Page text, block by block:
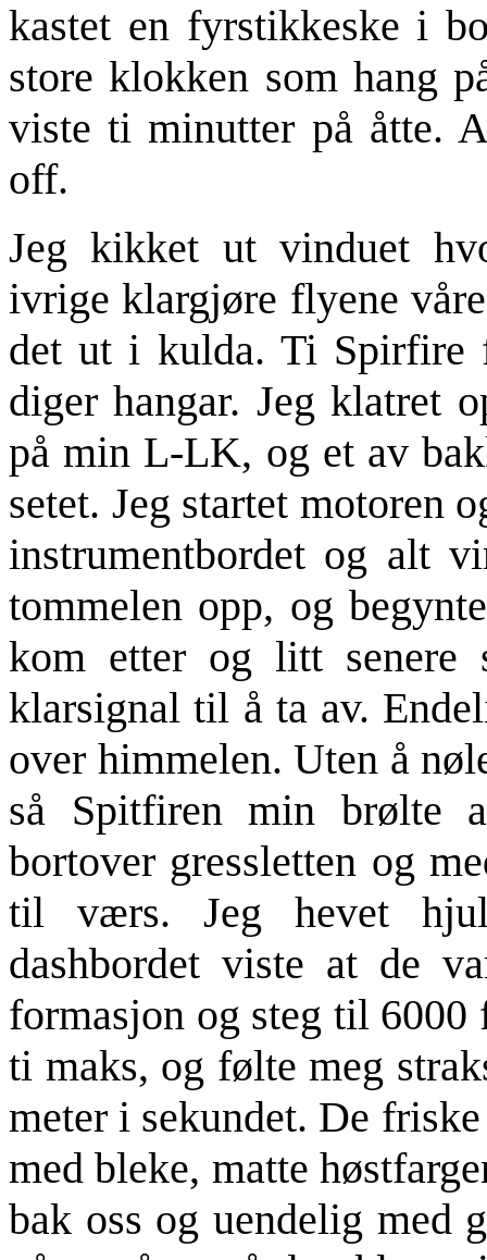
kastet en fyrstikkeske i
store klokken som hang
viste ti minutter på åtte.
off.
Jeg kikket ut vinduet
ivrige klargjøre flyene
det ut i kulda. Ti Spirfire
diger hangar. Jeg klatret
på min L-LK, og et av
setet. Jeg startet motoren
instrumentbordet og alt
tommelen opp, og
kom etter og litt senere
klarsignal til å ta av.
over himmelen. Uten å
så Spitfiren min brølte
bortover gressletten og
til værs. Jeg hevet
dashbordet viste at de
formasjon og steg til 6000
ti maks, og følte meg
meter i sekundet. De
med bleke, matte
bak oss og uendelig med